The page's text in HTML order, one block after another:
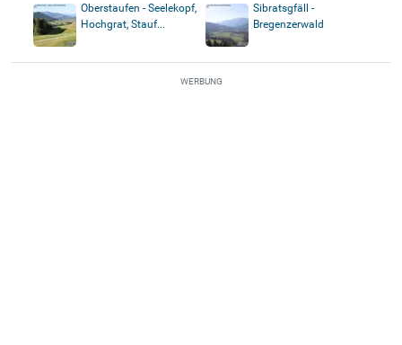
Oberstaufen - Seelekopf,
Hochgrat, Stauf...
Sibratsgfäll -
Bregenzerwald
WERBUNG